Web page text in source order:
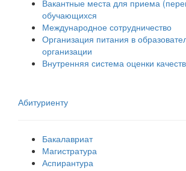
Вакантные места для приема
обучающихся
Международное сотрудничество
Организация питания в
организации
Внутренняя система оценки
Абитуриенту
Бакалавриат
Магистратура
Аспирантура